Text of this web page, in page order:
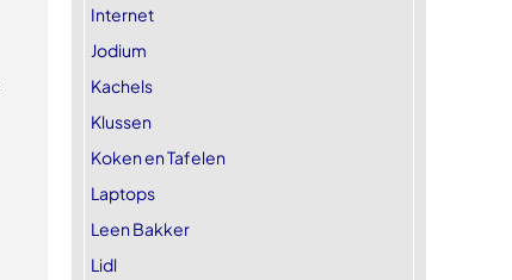
Internet
Jodium
Kachels
Klussen
Koken en Tafelen
Laptops
Leen Bakker
Lidl